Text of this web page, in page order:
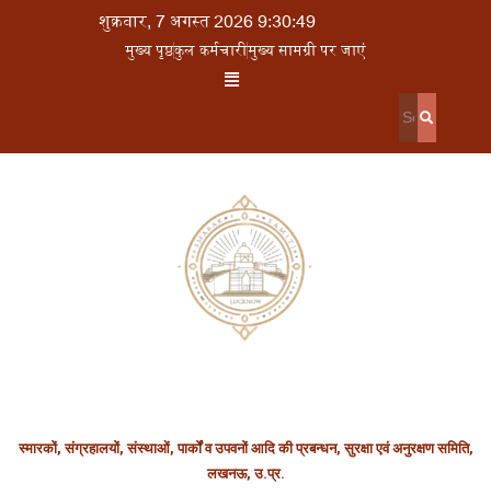
शुक्रवार, 7 अगस्त 2026 9:30:49
मुख्य पृष्ठकुल कर्मचारीमुख्य सामग्री पर जाएं
स्मारकों, संग्रहालयों, संस्थाओं, पार्कों व उपवनों आदि की प्रबन्धन, सुरक्षा एवं अनुरक्षण समिति,
लखनऊ, उ.प्र.